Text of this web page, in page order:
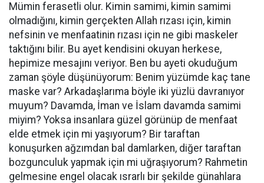
Mümin ferasetli olur. Kimin samimi, kimin samimi
olmadığını, kimin gerçekten Allah rızası için, kimin
nefsinin ve menfaatinin rızası için ne gibi maskeler
taktığını bilir. Bu ayet kendisini okuyan herkese,
hepimize mesajını veriyor. Ben bu ayeti okuduğum
zaman şöyle düşünüyorum: Benim yüzümde kaç tane
maske var? Arkadaşlarıma böyle iki yüzlü davranıyor
muyum? Davamda, İman ve İslam davamda samimi
miyim? Yoksa insanlara güzel görünüp de menfaat
elde etmek için mi yaşıyorum? Bir taraftan
konuşurken ağzımdan bal damlarken, diğer taraftan
bozgunculuk yapmak için mi uğraşıyorum? Rahmetin
gelmesine engel olacak ısrarlı bir şekilde günahlara